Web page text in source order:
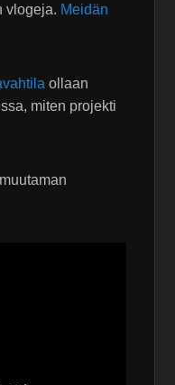
vlogeja. Meidän
ollaan
miten projekti